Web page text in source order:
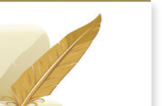
التَّعْلِيمُ القُرْآنِي
كلمة إلى إخواني السلفيين في الجزائر